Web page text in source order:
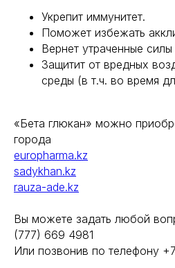
Укрепит иммунитет.
Поможет избежать
Вернет утраченные
Защитит от вредных
среды (в т.ч. во время
«Бета глюкан» можно
города
europharma.kz
sadykhan.kz
rauza-ade.kz
Вы можете задать любой
(777) 669 4981
Или позвонив по телефону